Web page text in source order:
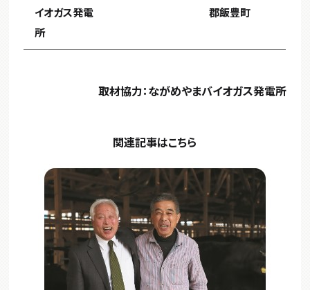
イオガス発電
所
郡飯豊町
取材協力：ながめやまバイオガス発電所
関連記事はこちら